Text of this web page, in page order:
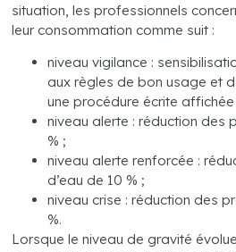
situation, les professionnels
leur consommation comme suit :
niveau vigilance :
aux règles de bon usage et
une procédure écrite affichée
niveau alerte : réduction des
% ;
niveau alerte renforcée :
d’eau de 10 % ;
niveau crise : réduction des
%.
Lorsque le niveau de gravité